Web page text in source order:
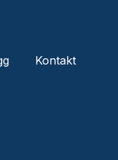
Kontakt